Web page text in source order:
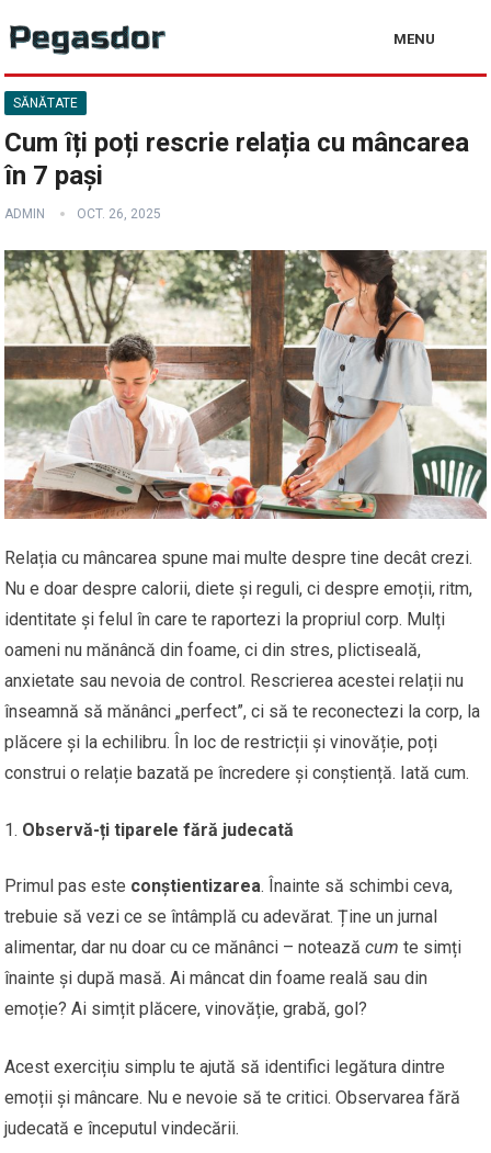
MENU
SĂNĂTATE
Cum îți poți rescrie relația cu mâncarea
în 7 pași
ADMIN OCT. 26, 2025
Relația cu mâncarea spune mai multe despre tine decât crezi.
Nu e doar despre calorii, diete și reguli, ci despre emoții, ritm,
identitate și felul în care te raportezi la propriul corp. Mulți
oameni nu mănâncă din foame, ci din stres, plictiseală,
anxietate sau nevoia de control. Rescrierea acestei relații nu
înseamnă să mănânci „perfect”, ci să te reconectezi la corp, la
plăcere și la echilibru. În loc de restricții și vinovăție, poți
construi o relație bazată pe încredere și conștiență. Iată cum.
Observă-ți tiparele fără judecată
Primul pas este conștientizarea. Înainte să schimbi ceva,
trebuie să vezi ce se întâmplă cu adevărat. Ține un jurnal
alimentar, dar nu doar cu ce mănânci – noteazăcum te simți
înainte și după masă. Ai mâncat din foame reală sau din
emoție? Ai simțit plăcere, vinovăție, grabă, gol?
Acest exercițiu simplu te ajută să identifici legătura dintre
emoții și mâncare. Nu e nevoie să te critici. Observarea fără
judecată e începutul vindecării.